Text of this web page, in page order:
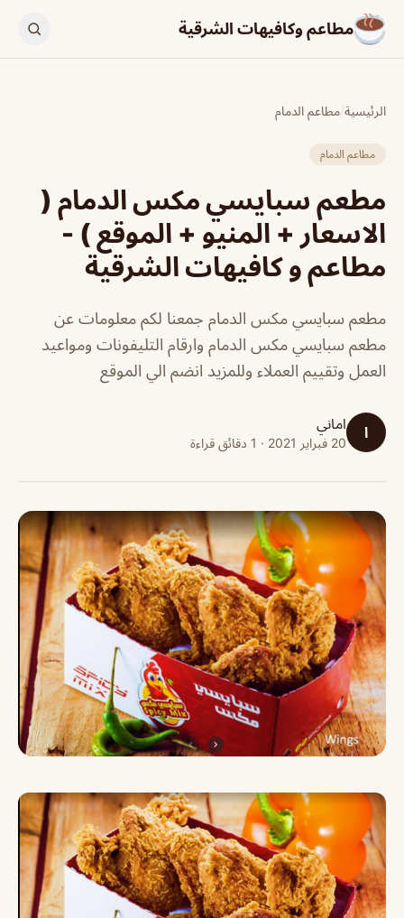
مطاعم وكافيهات الشرقية
الرئيسية/مطاعم الدمام
مطاعم الدمام
مطعم سبايسي مكس الدمام (
الاسعار + المنيو + الموقع ) -
مطاعم و كافيهات الشرقية
مطعم سبايسي مكس الدمام جمعنا لكم معلومات عن
مطعم سبايسي مكس الدمام وارقام التليفونات ومواعيد
العمل وتقييم العملاء وللمزيد انضم الي الموقع
ا اماني
20 فبراير 2021 · 1 دقائق قراءة